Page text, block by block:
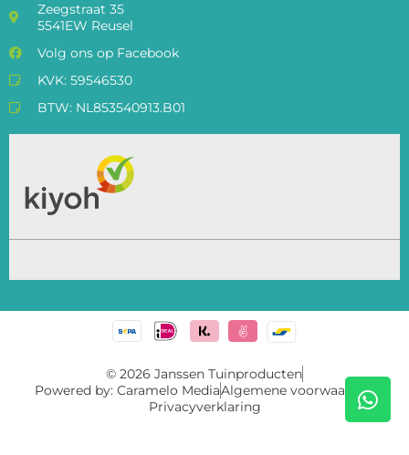
Zeegstraat 35
5541EW Reusel
Volg ons op Facebook
KVK: 59546530
BTW: NL853540913.B01
© 2026 Janssen Tuinproducten
Powered by: Caramelo MediaAlgemene voorwaarden
Privacyverklaring